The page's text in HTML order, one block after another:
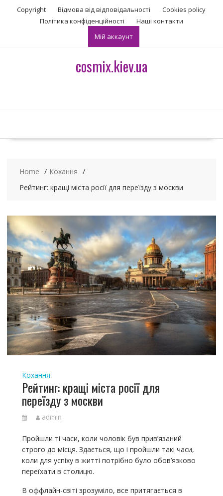
t
Copyright Відмова від відповідальності
Сookies policy
Політика конфіденційності
Наші контакти
Мій аккаунт
cosmix.kiev.ua
Home
Кохання
Рейтинг: кращі міста росії для переїзду з москви
Кохання
Рейтинг: кращі міста росії для
переїзду з москви
admin
Пройшли ті часи, коли чоловік був прив’язаний
строго до місця. Здається, що і пройшли такі часи,
коли для успіху в житті потрібно було обов’язково
переїхати в столицю.
В оффлайн-світі зрозуміло, все притягається в